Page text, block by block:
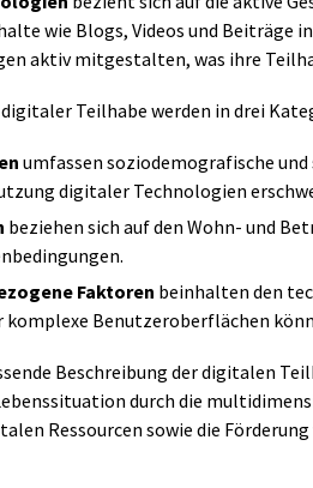
wie Blogs, Videos und Beiträge
aktiv mitgestalten, was ihre
Teilhabe werden in drei
umfassen soziodemografische
digitaler Technologien
beziehen sich auf den Wohn- und
Faktoren beinhalten den
Benutzeroberflächen
Beschreibung der digitalen
durch die
Ressourcen sowie die